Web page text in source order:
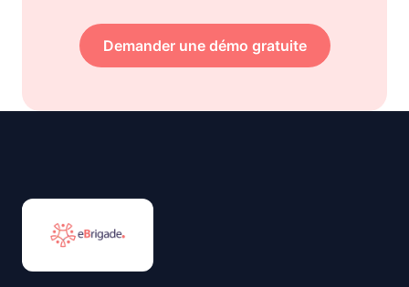
Demander une démo gratuite